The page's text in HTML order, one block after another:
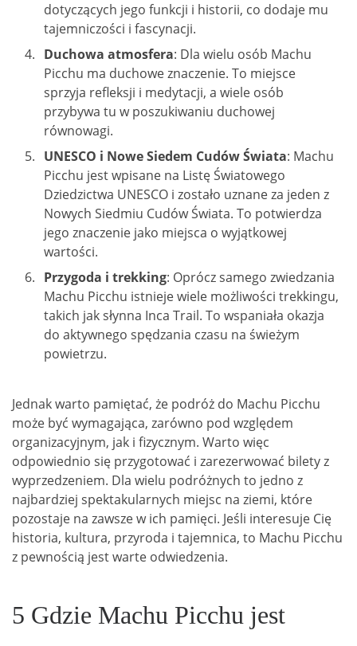
dotyczących jego funkcji i historii, co dodaje mu
tajemniczości i fascynacji.
Duchowa atmosfera: Dla wielu osób Machu
Picchu ma duchowe znaczenie. To miejsce
sprzyja refleksji i medytacji, a wiele osób
przybywa tu w poszukiwaniu duchowej
równowagi.
UNESCO i Nowe Siedem Cudów Świata: Machu
Picchu jest wpisane na Listę Światowego
Dziedzictwa UNESCO i zostało uznane za jeden z
Nowych Siedmiu Cudów Świata. To potwierdza
jego znaczenie jako miejsca o wyjątkowej
wartości.
Przygoda i trekking: Oprócz samego zwiedzania
Machu Picchu istnieje wiele możliwości trekkingu,
takich jak słynna Inca Trail. To wspaniała okazja
do aktywnego spędzania czasu na świeżym
powietrzu.
Jednak warto pamiętać, że podróż do Machu Picchu
może być wymagająca, zarówno pod względem
organizacyjnym, jak i fizycznym. Warto więc
odpowiednio się przygotować i zarezerwować bilety z
wyprzedzeniem. Dla wielu podróżnych to jedno z
najbardziej spektakularnych miejsc na ziemi, które
pozostaje na zawsze w ich pamięci. Jeśli interesuje Cię
historia, kultura, przyroda i tajemnica, to Machu Picchu
z pewnością jest warte odwiedzenia.
5 Gdzie Machu Picchu jest